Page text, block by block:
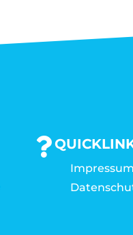
Impressum